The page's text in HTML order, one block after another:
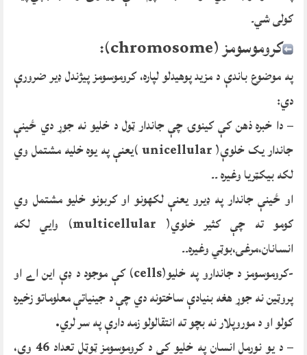
کولی شي۔
کروموسومز (chromosome):
په موضوع باندې د مزید پوهیدلو لپاره، کروموسومز پیژندل ډیر ضرورې
دي:
– دا خبره ذهن کې کینوۍ چې جاندار ټول د خلیو نه جوړ دي ځینې
جاندار یک خلوې( unicellular )یعنې په یوه خلیه مشتمل وي
لکه بیکټریا وغیره ۔۔
او ځینې جاندار په ډیرو یعنې لکهونو او کربونو خلیو مشتمل وي
کومو ته چې کثیر خلوي( multicellular) وایي لکه
انسانان،مرغۍ،بوټي وغیره۔۔
-کروموسومز د جاندارو په خلیو(cells) کې موجود د ډې این اے او
پروټین نه جوړ هغه بنیادې ساختونه دي چې د جینیاتې معلوماتو زخیره
کولو او د موروپلار نه بچو ته انتقالولو زمه دارې په سر لري.
– د یو نورمل انسان په خلیو کې د کروموسومز ټوټل تعداد 46 وي،